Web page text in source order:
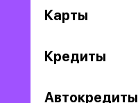
Карты
Кредиты
Автокредиты